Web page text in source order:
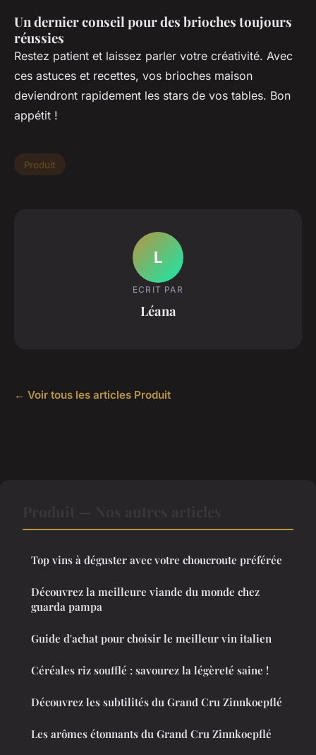
Un dernier conseil pour des brioches toujours
réussies
Restez patient et laissez parler votre créativité. Avec
ces astuces et recettes, vos brioches maison
deviendront rapidement les stars de vos tables. Bon
appétit !
Produit
L
ECRIT PAR
Léana
← Voir tous les articles Produit
Top vins à déguster avec votre choucroute préférée
Découvrez la meilleure viande du monde chez
guarda pampa
Guide d'achat pour choisir le meilleur vin italien
Céréales riz soufflé : savourez la légèreté saine !
Découvrez les subtilités du Grand Cru Zinnkoepflé
Les arômes étonnants du Grand Cru Zinnkoepflé